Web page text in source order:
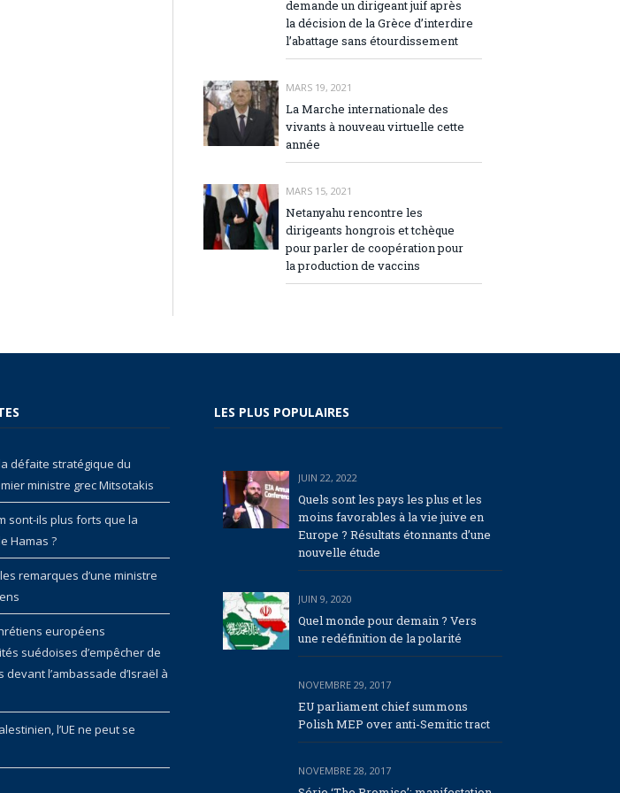
demande un dirigeant juif après
la décision de la Grèce d’interdire
l’abattage sans étourdissement
MARS 19, 2021
La Marche internationale des
vivants à nouveau virtuelle cette
année
MARS 15, 2021
Netanyahu rencontre les
dirigeants hongrois et tchèque
pour parler de coopération pour
la production de vaccins
défaite stratégique du
ministre grec Mitsotakis
sont-ils plus forts que la
Hamas ?
remarques d’une ministre
européens
suédoises d’empêcher de
l’ambassade d’Israël à
l’UE ne peut se
LES PLUS POPULAIRES
JUIN 22, 2022
Quels sont les pays les plus et les
moins favorables à la vie juive en
Europe ? Résultats étonnants d’une
nouvelle étude
JUIN 9, 2020
Quel monde pour demain ? Vers
une redéfinition de la polarité
NOVEMBRE 29, 2017
EU parliament chief summons
Polish MEP over anti-Semitic tract
NOVEMBRE 28, 2017